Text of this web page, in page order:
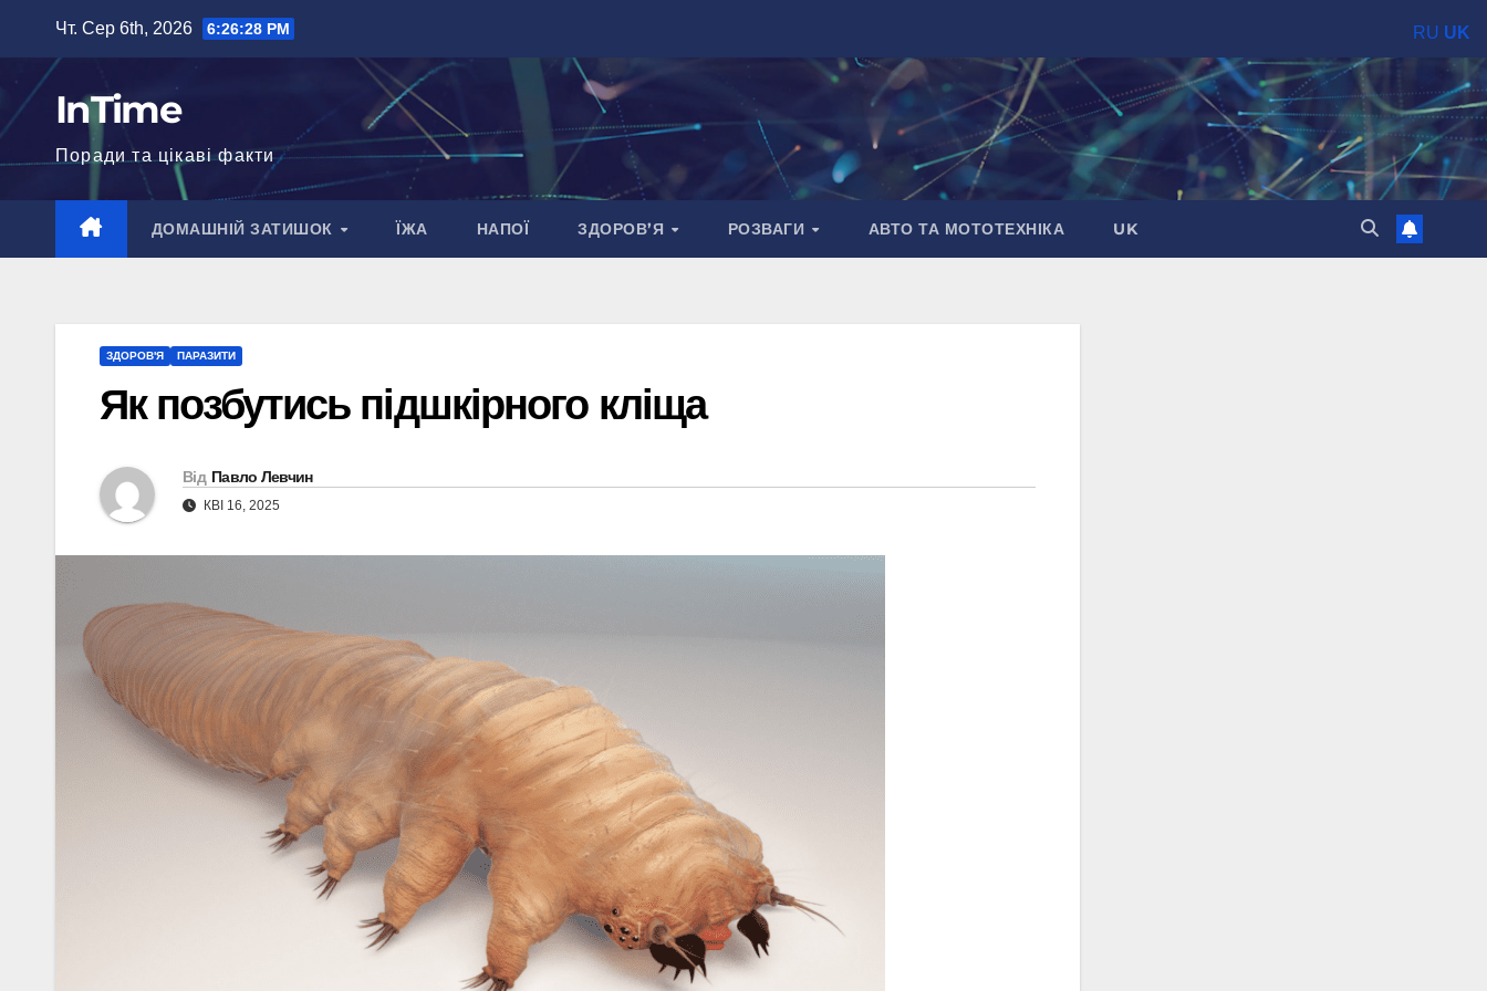
вмісту
Чт. Сер 6th, 2026 6:26:29 PM
InTime
Поради та цікаві факти
ДОМАШНІЙ ЗАТИШОК ЇЖА НАПОЇ ЗДОРОВ’Я РОЗВАГИ АВТО ТА МОТОТЕХНІКА UK
ЗДОРОВ'Я ПАРАЗИТИ
Як позбутись підшкірного кліща
Від Павло Левчин
КВІ 16, 2025
RU UK